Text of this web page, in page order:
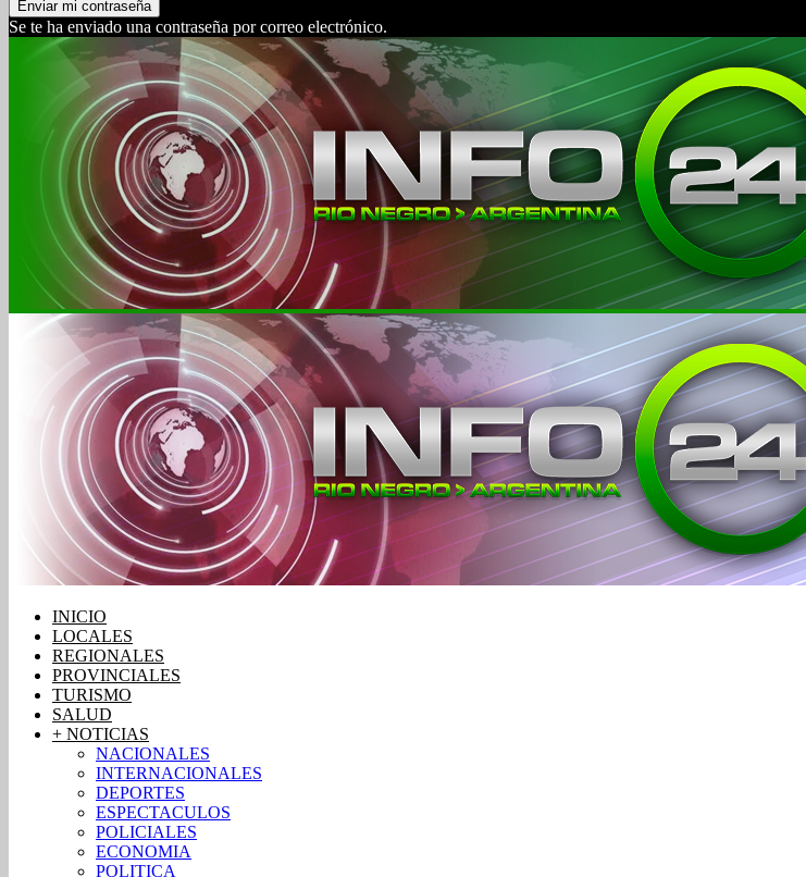
Se te ha enviado una contraseña por correo electrónico.
INICIO
LOCALES
REGIONALES
PROVINCIALES
TURISMO
SALUD
+ NOTICIAS
NACIONALES
INTERNACIONALES
DEPORTES
ESPECTACULOS
POLICIALES
ECONOMIA
POLITICA